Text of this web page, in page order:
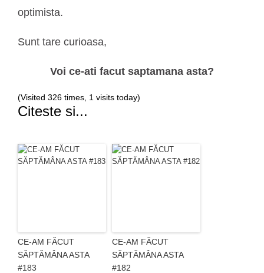
optimista.
Sunt tare curioasa,
Voi ce-ati facut saptamana asta?
(Visited 326 times, 1 visits today)
Citeste si...
CE-AM FĂCUT
SĂPTĂMÂNA ASTA
#183
CE-AM FĂCUT
SĂPTĂMÂNA ASTA
#182